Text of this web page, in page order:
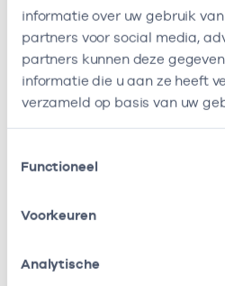
informatie over uw gebruik
partners voor social media,
partners kunnen deze
informatie die u aan ze heeft
verzameld op basis van uw
Functioneel
Voorkeuren
Analytische
verstrekt en/of ontnomen.
Gebruik maken van
Het is mogelijk dat wij met
kunnen bestanden worden
gedownload. Om veilig
Dataportaal’ aan te wijzen.
Om een persoon aan te
‘contactpersoon